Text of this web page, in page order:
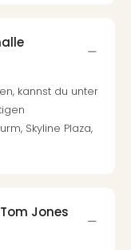
kannst du unter
Skyline Plaza,
Jones